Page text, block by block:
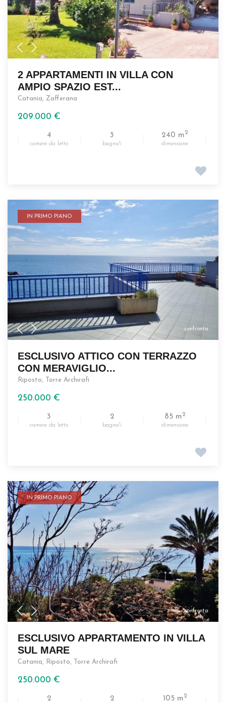
confronta
2 APPARTAMENTI IN VILLA CON
AMPIO SPAZIO EST...
Catania Zafferana
209.000 €
4
camere da letto
3
bagno/i
240 m2
dimensione
confronta
IN PRIMO PIANO
ESCLUSIVO ATTICO CON TERRAZZO
CON MERAVIGLIO...
Riposto, Torre Archirafi
250.000 €
3
camere da letto
2
bagno/i
85 m2
dimensione
confronta
IN PRIMO PIANO
ESCLUSIVO APPARTAMENTO IN VILLA
SUL MARE
Catania, Riposto, Torre Archirafi
250.000 €
2 2 105 m2